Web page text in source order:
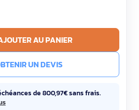
AU PANIER
UN DEVIS
de 800,97€ sans frais.